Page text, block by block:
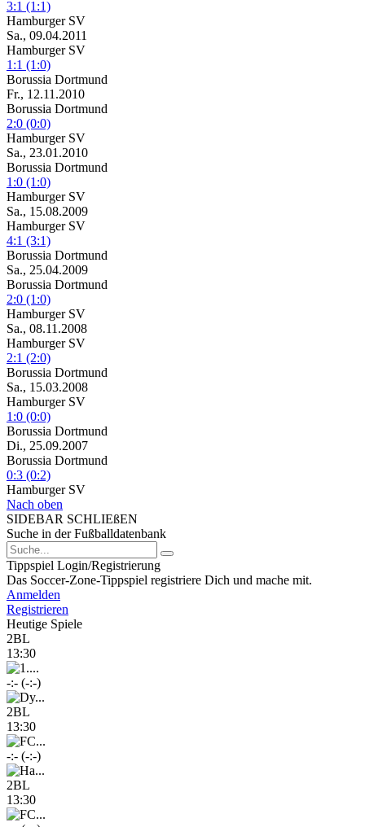
3:1 (1:1)
Hamburger SV
Sa., 09.04.2011
Hamburger SV
1:1 (1:0)
Borussia Dortmund
Fr., 12.11.2010
Borussia Dortmund
2:0 (0:0)
Hamburger SV
Sa., 23.01.2010
Borussia Dortmund
1:0 (1:0)
Hamburger SV
Sa., 15.08.2009
Hamburger SV
4:1 (3:1)
Borussia Dortmund
Sa., 25.04.2009
Borussia Dortmund
2:0 (1:0)
Hamburger SV
Sa., 08.11.2008
Hamburger SV
2:1 (2:0)
Borussia Dortmund
Sa., 15.03.2008
Hamburger SV
1:0 (0:0)
Borussia Dortmund
Di., 25.09.2007
Borussia Dortmund
0:3 (0:2)
Hamburger SV
Nach oben
SIDEBAR SCHLIEßEN
Suche in der Fußballdatenbank
Tippspiel Login/Registrierung
Das Soccer-Zone-Tippspiel registriere Dich und mache mit.
Anmelden
Registrieren
Heutige Spiele
2BL
13:30
-:- (-:-)
2BL
13:30
-:- (-:-)
2BL
13:30